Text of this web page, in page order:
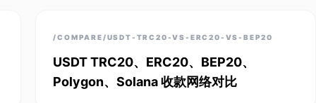
/COMPARE/USDT-TRC20-VS-ERC20-VS-BEP20
USDT TRC20、ERC20、BEP20、
Polygon、Solana 收款网络对比